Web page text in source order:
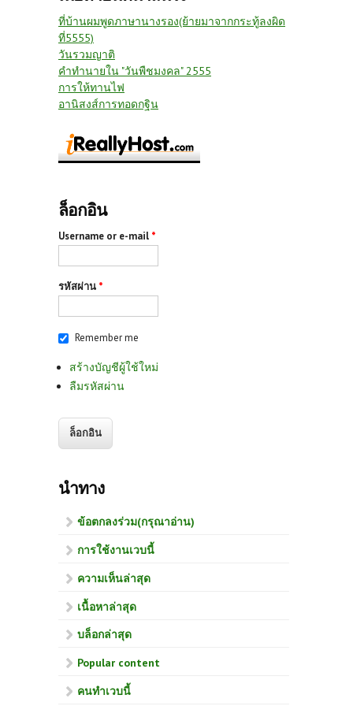
ที่บ้านผมพูดภาษานางรอง(ย้ายมาจากกระทู้ลงผิด
ที่5555)
วันรวมญาติ
คำทำนายใน "วันพืชมงคล" 2555
การให้ทานไฟ
อานิสงส์การทอดกฐิน
ล็อกอิน
Username or e-mail *
รหัสผ่าน *
Remember me
สร้างบัญชีผู้ใช้ใหม่
ลืมรหัสผ่าน
นำทาง
ข้อตกลงร่วม(กรุณาอ่าน)
การใช้งานเวบนี้
ความเห็นล่าสุด
เนื้อหาล่าสุด
บล็อกล่าสุด
Popular content
คนทำเวบนี้